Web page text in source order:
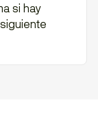
si hay